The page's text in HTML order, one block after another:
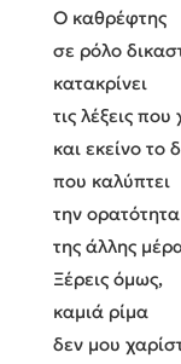
Ο καθρέφτης
σε ρόλο
κατακρίνει
τις λέξεις
και εκείνο το
που καλύπτει
την ορατότητα
της άλλης
Ξέρεις όμως,
καμιά ρίμα
δεν μου